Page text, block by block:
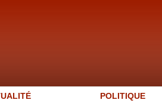
POLITIQUE